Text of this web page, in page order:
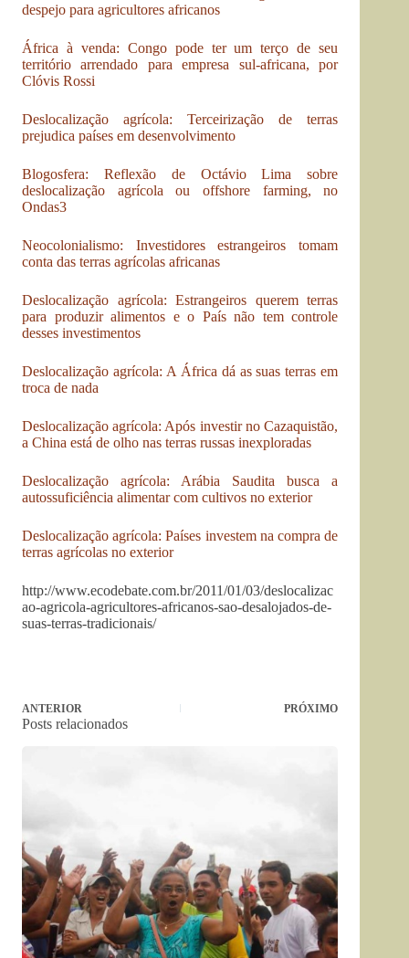
despejo para agricultores africanos
África à venda: Congo pode ter um terço de seu
território arrendado para empresa sul-africana, por
Clóvis Rossi
Deslocalização agrícola: Terceirização de terras
prejudica países em desenvolvimento
Blogosfera: Reflexão de Octávio Lima sobre
deslocalização agrícola ou offshore farming, no
Ondas3
Neocolonialismo: Investidores estrangeiros tomam
conta das terras agrícolas africanas
Deslocalização agrícola: Estrangeiros querem terras
para produzir alimentos e o País não tem controle
desses investimentos
Deslocalização agrícola: A África dá as suas terras em
troca de nada
Deslocalização agrícola: Após investir no Cazaquistão,
a China está de olho nas terras russas inexploradas
Deslocalização agrícola: Arábia Saudita busca a
autossuficiência alimentar com cultivos no exterior
Deslocalização agrícola: Países investem na compra de
terras agrícolas no exterior
http://www.ecodebate.com.br/2011/01/03/deslocalizac
ao-agricola-agricultores-africanos-sao-desalojados-de-
suas-terras-tradicionais/
ANTERIOR PRÓXIMO
Posts relacionados